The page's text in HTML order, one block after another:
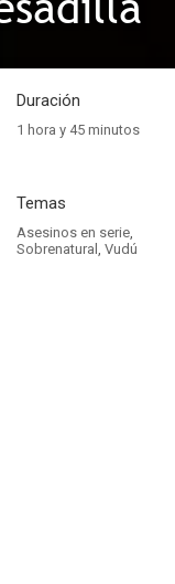
Duración
1 hora y 45 minutos
Temas
Asesinos en serie,
Sobrenatural , Vudú